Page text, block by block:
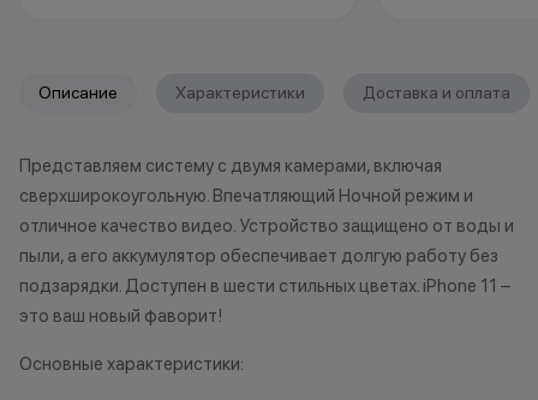
За покупки начисляются бонусные
Как можно использовать
баллы
Бонусными баллами можно
до 20% от чека — на аксессуары;
*Акции и
*Данная акция
публичной
Описание Характеристики Доставка и оплата
Представляем систему с двумя камерами, включая
сверхширокоугольную. Впечатляющий Ночной режим и
отличное качество видео. Устройство защищено от воды и
пыли, а его аккумулятор обеспечивает долгую работу без
подзарядки. Доступен в шести стильных цветах. iPhone 11 –
это ваш новый фаворит!
Основные характеристики: